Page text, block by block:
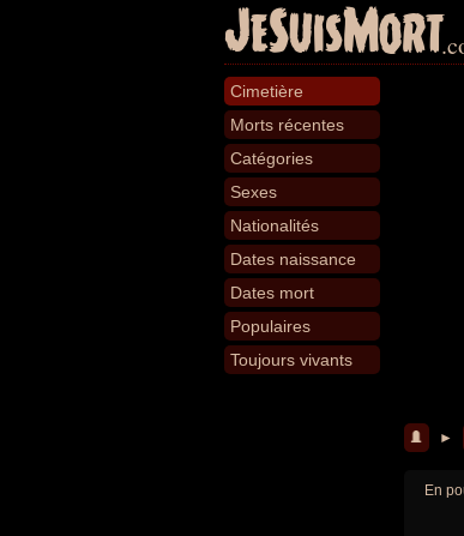
JeSuisMort
Cimetière
Morts récentes
Catégories
Sexes
Nationalités
Dates naissance
Dates mort
Populaires
Toujours vivants
►
En